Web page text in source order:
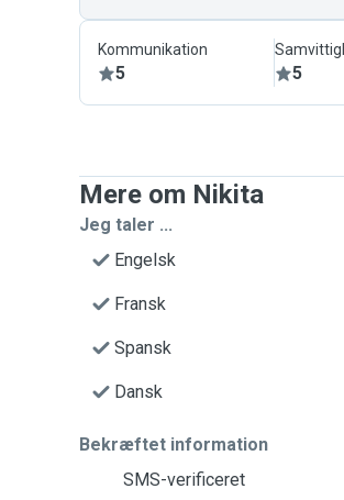
Kommunikation
5 5
Mere om Nikita
Jeg taler ...
Engelsk
Fransk
Spansk
Dansk
Bekræftet information
SMS-verificeret